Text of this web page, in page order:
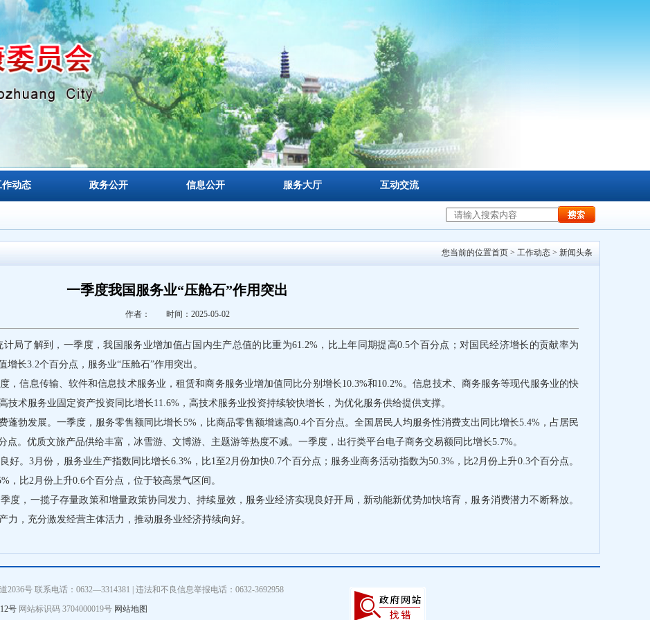
作动态 政务公开 信息公开 服务大厅 互动交流
您当前的位置首页 > 工作动态 > 新闻头条
一季度我国服务业“压舱石”作用突出
作者： 时间：2025-05-02
局了解到，一季度，我国服务业增加值占国内生产总值的比重为61.2%，比上年同期提高0.5个百分点；对国民经济增长的贡献率为
长3.2个百分点，服务业“压舱石”作用突出。
，信息传输、软件和信息技术服务业，租赁和商务服务业增加值同比分别增长10.3%和10.2%。信息技术、商务服务等现代服务业的快
术服务业固定资产投资同比增长11.6%，高技术服务业投资持续较快增长，为优化服务供给提供支撑。
蓬勃发展。一季度，服务零售额同比增长5%，比商品零售额增速高0.4个百分点。全国居民人均服务性消费支出同比增长5.4%，占居民
点。优质文旅产品供给丰富，冰雪游、文博游、主题游等热度不减。一季度，出行类平台电子商务交易额同比增长5.7%。
好。3月份，服务业生产指数同比增长6.3%，比1至2月份加快0.7个百分点；服务业商务活动指数为50.3%，比2月份上升0.3个百分点。
，比2月份上升0.6个百分点，位于较高景气区间。
度，一揽子存量政策和增量政策协同发力、持续显效，服务业经济实现良好开局，新动能新优势加快培育，服务消费潜力不断释放。
，充分激发经营主体活力，推动服务业经济持续向好。
号 联系电话：0632—3314381 | 违法和不良信息举报电话：0632-3692958
号 网站标识码 3704000019号 网站地图